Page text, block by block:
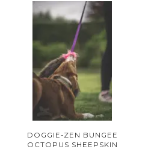
DOGGIE-ZEN BUNGEE
OCTOPUS SHEEPSKIN